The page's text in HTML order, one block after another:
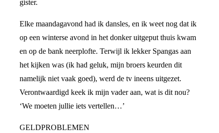
gister.
Elke maandagavond had ik dansles, en ik weet nog dat ik
op een winterse avond in het donker uitgeput thuis kwam
en op de bank neerplofte. Terwijl ik lekker Spangas aan
het kijken was (ik had geluk, mijn broers keurden dit
namelijk niet vaak goed), werd de tv ineens uitgezet.
Verontwaardigd keek ik mijn vader aan, wat is dit nou?
‘We moeten jullie iets vertellen…’
GELDPROBLEMEN